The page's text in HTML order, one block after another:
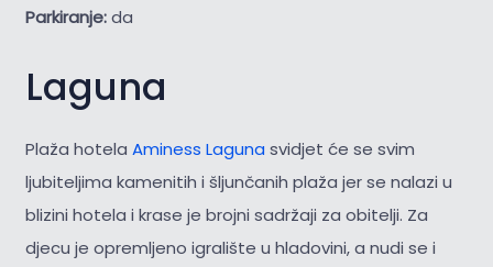
Parkiranje:da
Laguna
Plaža hotela Aminess Laguna svidjet će se svim
ljubiteljima kamenitih i šljunčanih plaža jer se nalazi u
blizini hotela i krase je brojni sadržaji za obitelji. Za
djecu je opremljeno igralište u hladovini, a nudi se i